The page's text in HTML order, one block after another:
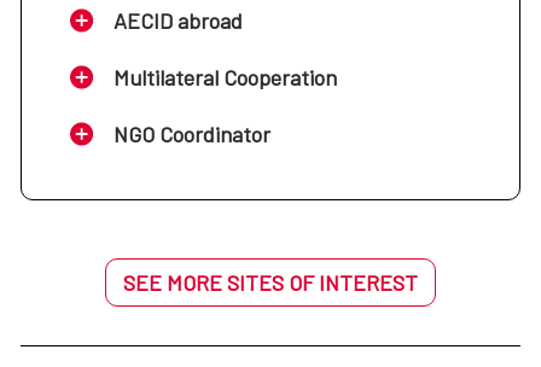
AECID abroad
Multilateral Cooperation
NGO Coordinator
SEE MORE SITES OF INTEREST